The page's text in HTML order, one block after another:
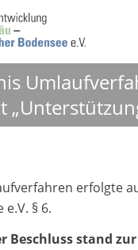
erfolgte
e.V. § 6.
Beschluss stand